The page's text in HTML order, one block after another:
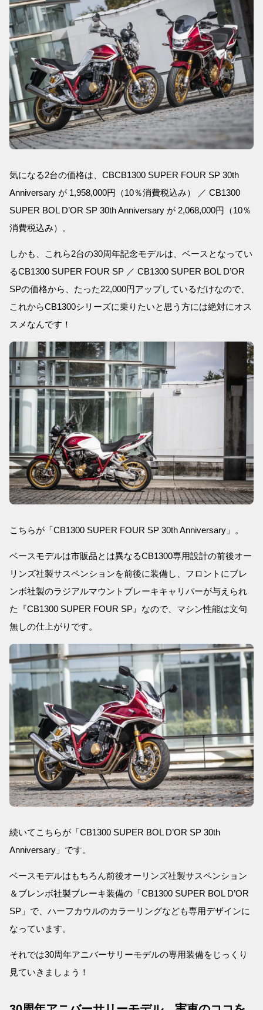
気になる2台の価格は、CBCB1300 SUPER FOUR SP 30th
Anniversary が 1,958,000円（10％消費税込み） ／ CB1300
SUPER BOL D’OR SP 30th Anniversary が 2,068,000円（10％
消費税込み）。
しかも、これら2台の30周年記念モデルは、ベースとなってい
るCB1300 SUPER FOUR SP ／ CB1300 SUPER BOL D’OR
SPの価格から、たった22,000円アップしているだけなので、
これからCB1300シリーズに乗りたいと思う方には絶対にオス
スメなんです！
こちらが「CB1300 SUPER FOUR SP 30th Anniversary」。
ベースモデルは市販品とは異なるCB1300専用設計の前後オー
リンズ社製サスペンションを前後に装備し、フロントにブレ
ンボ社製のラジアルマウントブレーキキャリパーが与えられ
た『CB1300 SUPER FOUR SP』なので、マシン性能は文句
無しの仕上がりです。
続いてこちらが「CB1300 SUPER BOL D’OR SP 30th
Anniversary」です。
ベースモデルはもちろん前後オーリンズ社製サスペンション
＆ブレンボ社製ブレーキ装備の「CB1300 SUPER BOL D’OR
SP」で、ハーフカウルのカラーリングなども専用デザインに
なっています。
それでは30周年アニバーサリーモデルの専用装備をじっくり
見ていきましょう！